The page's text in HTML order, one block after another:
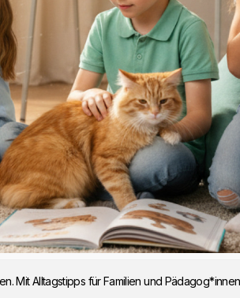
Mit Alltagstipps für Familien und